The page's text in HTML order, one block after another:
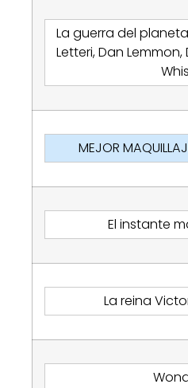
La guerra del
Letteri, Dan
MEJOR
El instante
La reina